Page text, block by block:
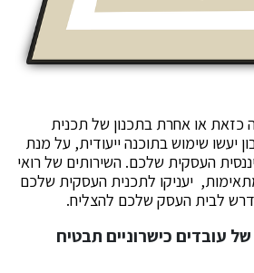
או אחרת בתכנון של תכנית
יעשו שימוש בתוכנה ייעודית, על מנת
העסקית שלכם. השירותים של רואי
יעניקו לתכנית העסקית שלכם
לבית העסק שלכם להצליח.
עובדים כישרוניים תבטיח